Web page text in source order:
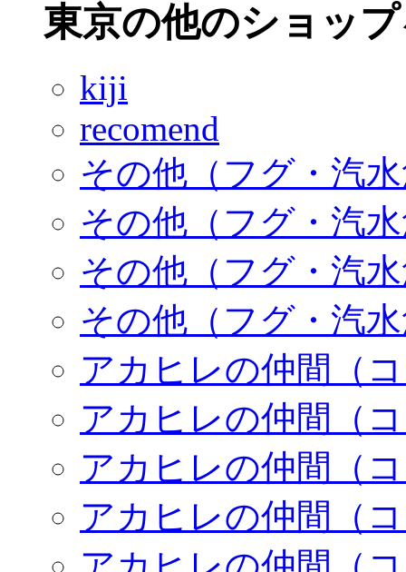
東京の他のショッ
kiji
recomend
その他（フグ・汽
その他（フグ・汽
その他（フグ・汽
その他（フグ・汽
アカヒレの仲間（
アカヒレの仲間（
アカヒレの仲間（
アカヒレの仲間（